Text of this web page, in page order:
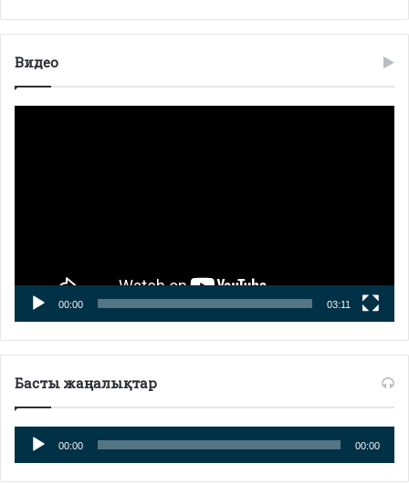
Видео
00:00 03:11
Басты жаңалықтар
Аудио
плейер
00:00 00:00